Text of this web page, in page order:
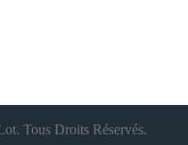
Tous Droits Réservés.